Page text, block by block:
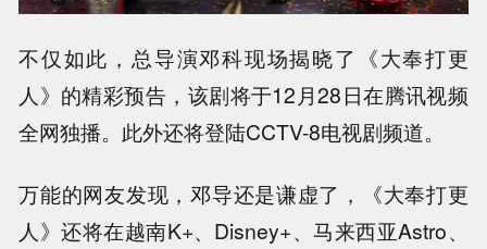
不仅如此，总导演邓科现场揭晓了《大奉打更
人》的精彩预告，该剧将于12月28日在腾讯视频
全网独播。此外还将登陆CCTV-8电视剧频道。
万能的网友发现，邓导还是谦虚了，《大奉打更
人》还将在越南K+、Disney+、马来西亚Astro、